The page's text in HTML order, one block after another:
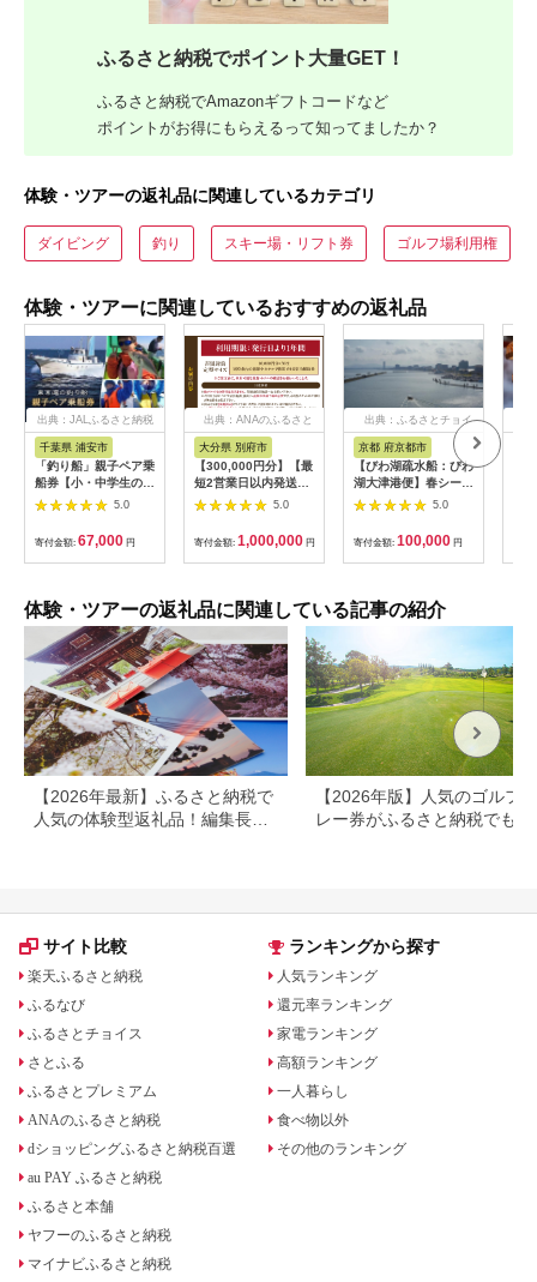
ふるさと納税でポイント大量GET！
ふるさと納税でAmazonギフトコードなど
ポイントがお得にもらえるって知ってましたか？
体験・ツアーの返礼品に関連しているカテゴリ
ダイビング 釣り スキー場・リフト券 ゴルフ場利用権
体験・ツアーに関連しているおすすめの返礼品
出典：JALふるさと納税
千葉県 浦安市
「釣り船」親子ペア乗
船券【小・中学生のお
子様】
5.0
寄付金額: 67,000 円
出典：ANAのふるさと
大分県 別府市
【300,000円分】【最
短2営業日以内発送】
別府市内の旅館やホテ
ルで使用できる宿泊補
助券 楽しい旅の思い
出を！ 宿泊券 大分県
別府市 3000円 15000
円 30万円 ホテル 旅
館 温泉 旅行 観光 ト
ケット クーポン 宿泊
お泊り 別府温泉 別府
観光 地獄めぐり 旅 お
すすめ 人気 体験型 節
約_B030-007
5.0
寄付金額: 1,000,000 円
出典：ふるさとチョイ
京都 府京都市
【びわ湖疏水船：びわ
湖大津港便】春シーズ
ン先行予約権（２名様
分の乗船予約の権利）
5.0
寄付金額: 100,000 円
体験・ツアーの返礼品に関連している記事の紹介
【2026年最新】ふるさと納税で
人気の体験型返礼品！編集長お
【2026年版】人気のゴルフ
レー券がふるさと納税でもら
サイト比較
楽天ふるさと納税
ふるなび
ふるさとチョイス
さとふる
ふるさとプレミアム
ANAのふるさと納税
dショッピングふるさと納税百選
au PAY ふるさと納税
ふるさと本舗
ヤフーのふるさと納税
マイナビふるさと納税
ランキングから探す
人気ランキング
還元率ランキング
家電ランキング
高額ランキング
一人暮らし
食べ物以外
その他のランキング